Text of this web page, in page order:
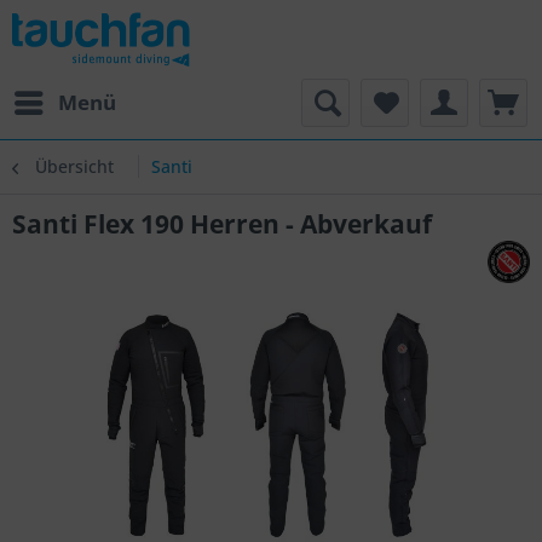
Menü
Übersicht Santi
Santi Flex 190 Herren - Abverkauf